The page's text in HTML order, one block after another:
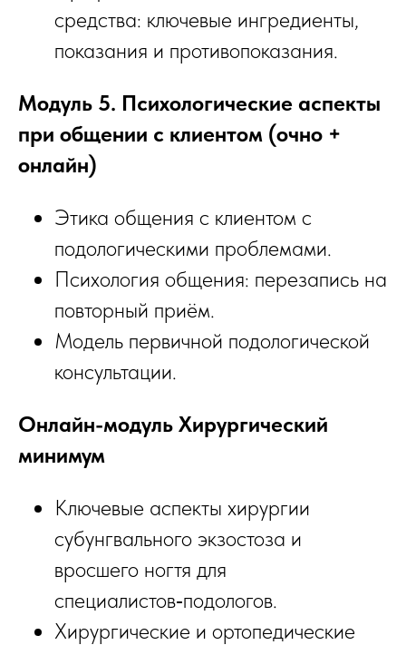
средства: ключевые ингредиенты,
показания и противопоказания.
Модуль 5. Психологические аспекты
при общении с клиентом (очно +
онлайн)
Этика общения с клиентом с
подологическими проблемами.
Психология общения: перезапись на
повторный приём.
Модель первичной подологической
консультации.
Онлайн-модуль Хирургический
минимум
Ключевые аспекты хирургии
субунгвального экзостоза и
вросшего ногтя для
специалистов‑подологов.
Хирургические и ортопедические